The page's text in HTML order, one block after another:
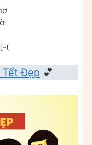
(
Tết Đẹp 💕